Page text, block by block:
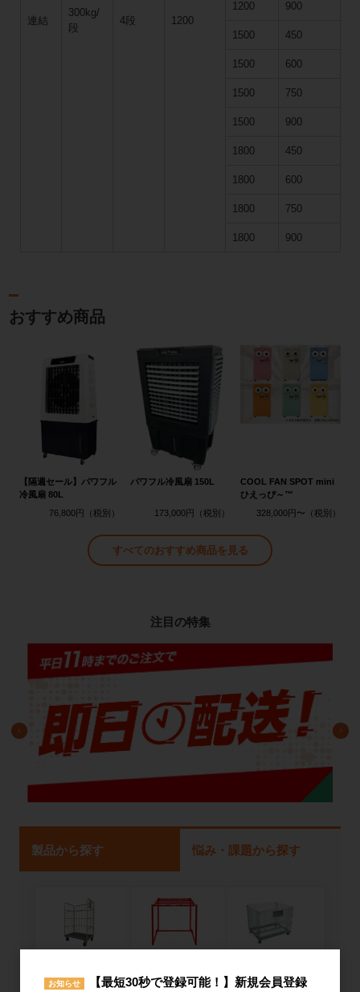
連結
300kg/
段
4段 1200
1200 900
1500 450
1500 600
1500 750
1500 900
1800 450
1800 600
1800 750
1800 900
おすすめ商品
【隔週セール】パワフル
冷風扇 80L
76,800円
パワフル冷風扇 150L
173,000円
COOL FAN SPOT mini
ひえっぴ～™
328,000円〜
すべてのおすすめ商品を見る
注目の特集
製品から探す 悩み・課題から探す
ラック
ット
お知らせ
【最短30秒で登録可能！】新規会員登録